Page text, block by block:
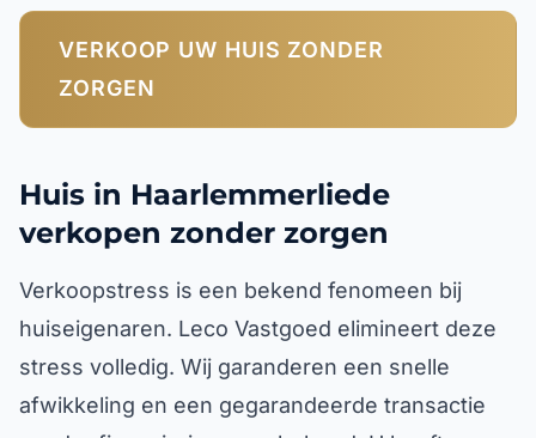
VERKOOP UW HUIS ZONDER
ZORGEN
Huis in Haarlemmerliede
verkopen zonder zorgen
Verkoopstress is een bekend fenomeen bij
huiseigenaren. Leco Vastgoed elimineert deze
stress volledig. Wij garanderen een snelle
afwikkeling en een gegarandeerde transactie